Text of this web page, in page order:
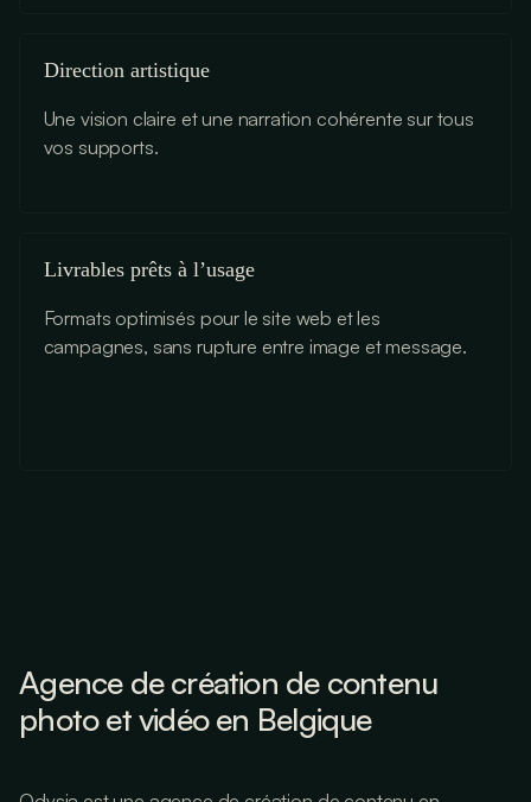
Direction artistique
Une vision claire et une narration cohérente sur tous
vos supports.
Livrables prêts à l’usage
Formats optimisés pour le site web et les
campagnes, sans rupture entre image et message.
Agence de création de contenu
photo et vidéo en Belgique